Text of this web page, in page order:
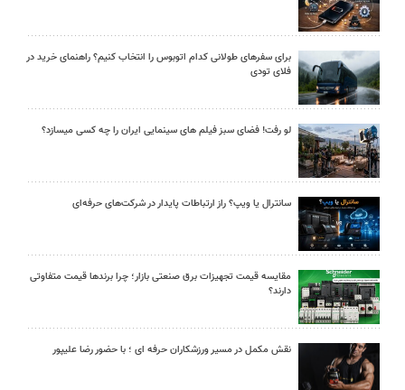
برای سفرهای طولانی کدام اتوبوس را انتخاب کنیم؟ راهنمای خرید در
فلای تودی
لو رفت! فضای سبز فیلم های سینمایی ایران را چه کسی میسازد؟
سانترال یا ویپ؟ راز ارتباطات پایدار در شرکت‌های حرفه‌ای
مقایسه قیمت تجهیزات برق صنعتی بازار؛ چرا برندها قیمت متفاوتی
دارند؟
نقش مکمل در مسیر ورزشکاران حرفه ای ؛ با حضور رضا علیپور